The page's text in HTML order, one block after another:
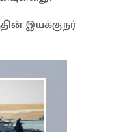
இயக்குநர்